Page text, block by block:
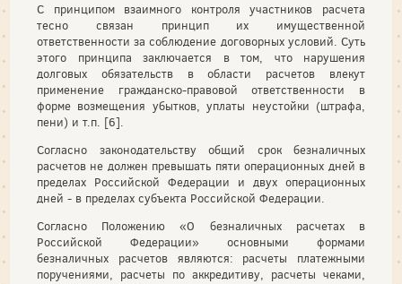
С принципом взаимного контроля участников расчета
тесно связан принцип их имущественной
ответственности за соблюдение договорных условий. Суть
этого принципа заключается в том, что нарушения
долговых обязательств в области расчетов влекут
применение гражданско-правовой ответственности в
форме возмещения убытков, уплаты неустойки (штрафа,
пени) и т.п. [6].
Согласно законодательству общий срок безналичных
расчетов не должен превышать пяти операционных дней в
пределах Российской Федерации и двух операционных
дней - в пределах субъекта Российской Федерации.
Согласно Положению «О безналичных расчетах в
Российской Федерации» основными формами
безналичных расчетов являются: расчеты платежными
поручениями, расчеты по аккредитиву, расчеты чеками,